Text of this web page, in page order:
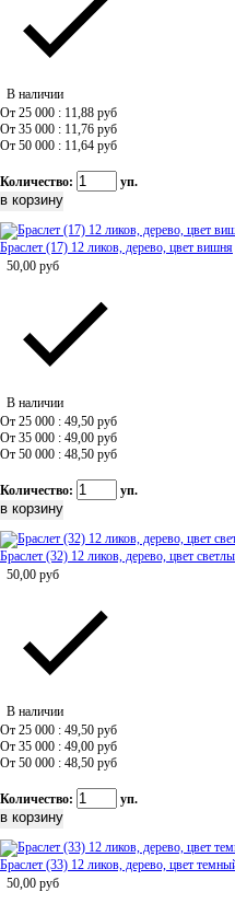
В наличии
От 25 000 : 11,88 руб
От 35 000 : 11,76 руб
От 50 000 : 11,64 руб
Количество: уп.
Браслет (17) 12 ликов, дерево, цвет вишня
50,00 руб
В наличии
От 25 000 : 49,50 руб
От 35 000 : 49,00 руб
От 50 000 : 48,50 руб
Количество: уп.
Браслет (32) 12 ликов, дерево, цвет
50,00 руб
В наличии
От 25 000 : 49,50 руб
От 35 000 : 49,00 руб
От 50 000 : 48,50 руб
Количество: уп.
Браслет (33) 12 ликов, дерево, цвет
50,00 руб